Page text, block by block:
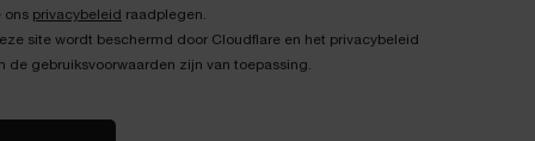
ons privacybeleid raadplegen.
site wordt beschermd door Cloudflare en het privacybeleid
de gebruiksvoorwaarden zijn van toepassing.